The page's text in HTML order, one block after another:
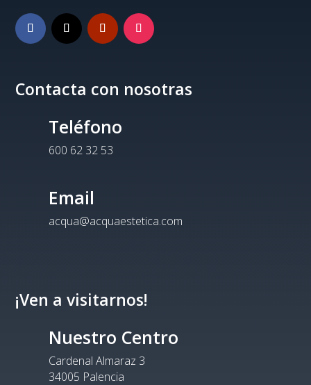
Contacta con nosotras
Teléfono
600 62 32 53
Email
acqua@acquaestetica.com
¡Ven a visitarnos!
Nuestro Centro
Cardenal Almaraz 3
34005 Palencia